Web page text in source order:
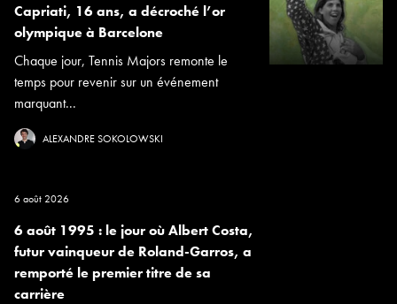
Capriati, 16 ans, a décroché l’or
olympique à Barcelone
Chaque jour, Tennis Majors remonte le
temps pour revenir sur un événement
marquant...
ALEXANDRE SOKOLOWSKI
6 août 2026
6 août 1995 : le jour où Albert Costa,
futur vainqueur de Roland-Garros, a
remporté le premier titre de sa
carrière